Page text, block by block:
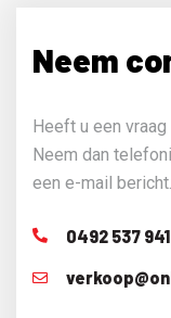
Neem
Heeft u een
Neem dan
een e-mail bericht.
0492 537 941